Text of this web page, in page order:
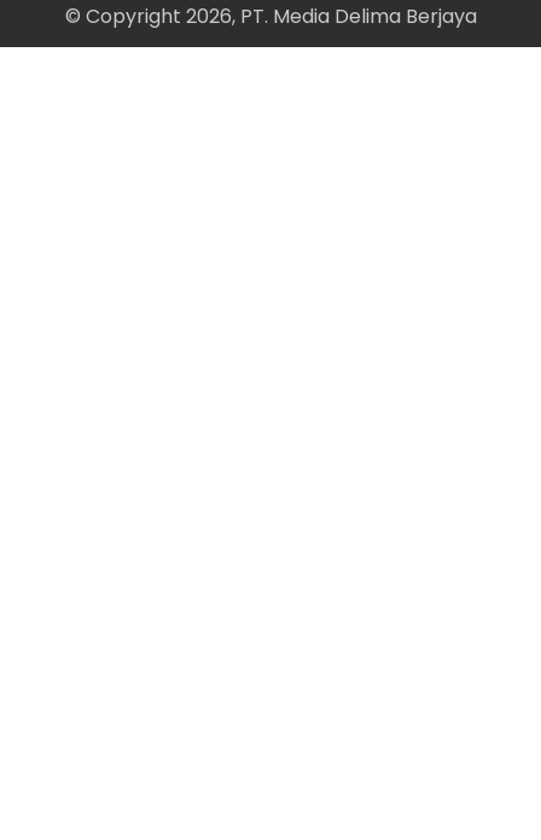
© Copyright 2026, PT. Media Delima Berjaya